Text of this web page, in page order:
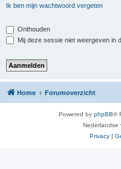
Ik ben mijn wachtwoord vergeten
Onthouden
Mij deze sessie niet weergeven in
Home Forumoverzicht
Powered by phpBB®
Nederlandse
Privacy |